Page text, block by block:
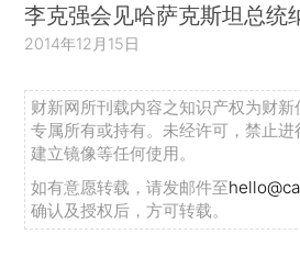
李克强会见哈萨克斯坦总统
2014年12月15日
财新网所刊载内容之知识产权为财新
专属所有或持有。未经许可，禁止进
建立镜像等任何使用。
如有意愿转载，请发邮件至
确认及授权后，方可转载。